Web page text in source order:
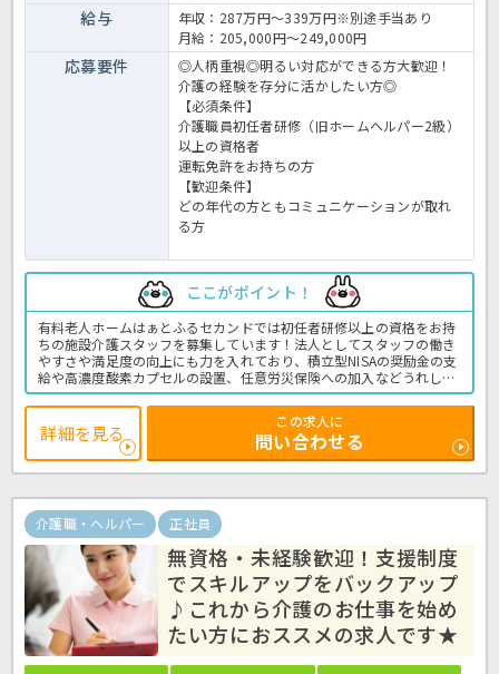
給与
年収：287万円～339万円※別途手当あり
月給：205,000円～249,000円
応募要件
◎人柄重視◎明るい対応ができる方大歓迎！
介護の経験を存分に活かしたい方◎
【必須条件】
介護職員初任者研修（旧ホームヘルパー2級）
以上の資格者
運転免許をお持ちの方
【歓迎条件】
どの年代の方ともコミュニケーションが取れ
る方
ここがポイント！
有料老人ホームはぁとふるセカンドでは初任者研修以上の資格をお持
ちの施設介護スタッフを募集しています！法人としてスタッフの働き
やすさや満足度の向上にも力を入れており、積立型NISAの奨励金の支
給や高濃度酸素カプセルの設置、任意労災保険への加入などうれしい
福利厚生が充実しています♪また居室には見守りシステムを導入し、
入居者様の健康や安全にもいちはやく対応することができる環境を整
え業務の効率化を図っています。明るく楽しくをモットーに掲げるホ
ームです！ご興味をお持ちでしたらお気軽にほっ介護までお問い合わ
せくださいね。有料老人ホームでの介護業務全般です。＜介護職 正
職員 有料老人ホームの求人＞
詳細を見る
この求人に
問い合わせる
介護職・ヘルパー 正社員
無資格・未経験歓迎！支援制度
でスキルアップをバックアップ
♪これから介護のお仕事を始め
たい方におススメの求人です★